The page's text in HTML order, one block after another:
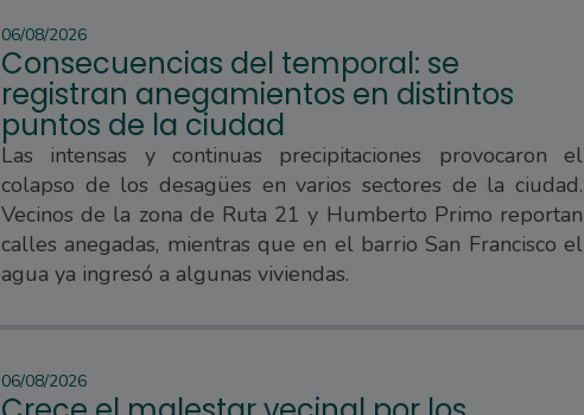
06/08/2026
Consecuencias del temporal: se
registran anegamientos en distintos
puntos de la ciudad
Las intensas y continuas precipitaciones provocaron el
colapso de los desagües en varios sectores de la ciudad.
Vecinos de la zona de Ruta 21 y Humberto Primo reportan
calles anegadas, mientras que en el barrio San Francisco el
agua ya ingresó a algunas viviendas.
06/08/2026